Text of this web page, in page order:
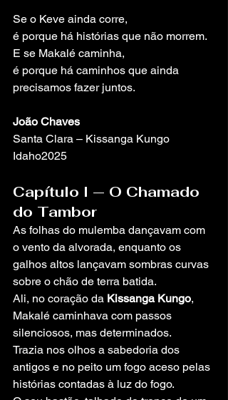
Se o Keve ainda corre,
é porque há histórias que não morrem.
E se Makalé caminha,
é porque há caminhos que ainda
precisamos fazer juntos.
João Chaves
Santa Clara – Kissanga Kungo
Idaho2025
Capítulo I — O Chamado
do Tambor
As folhas do mulemba dançavam com
o vento da alvorada, enquanto os
galhos altos lançavam sombras curvas
sobre o chão de terra batida.
Ali, no coração da Kissanga Kungo,
Makalé caminhava com passos
silenciosos, mas determinados.
Trazia nos olhos a sabedoria dos
antigos e no peito um fogo aceso pelas
histórias contadas à luz do fogo.